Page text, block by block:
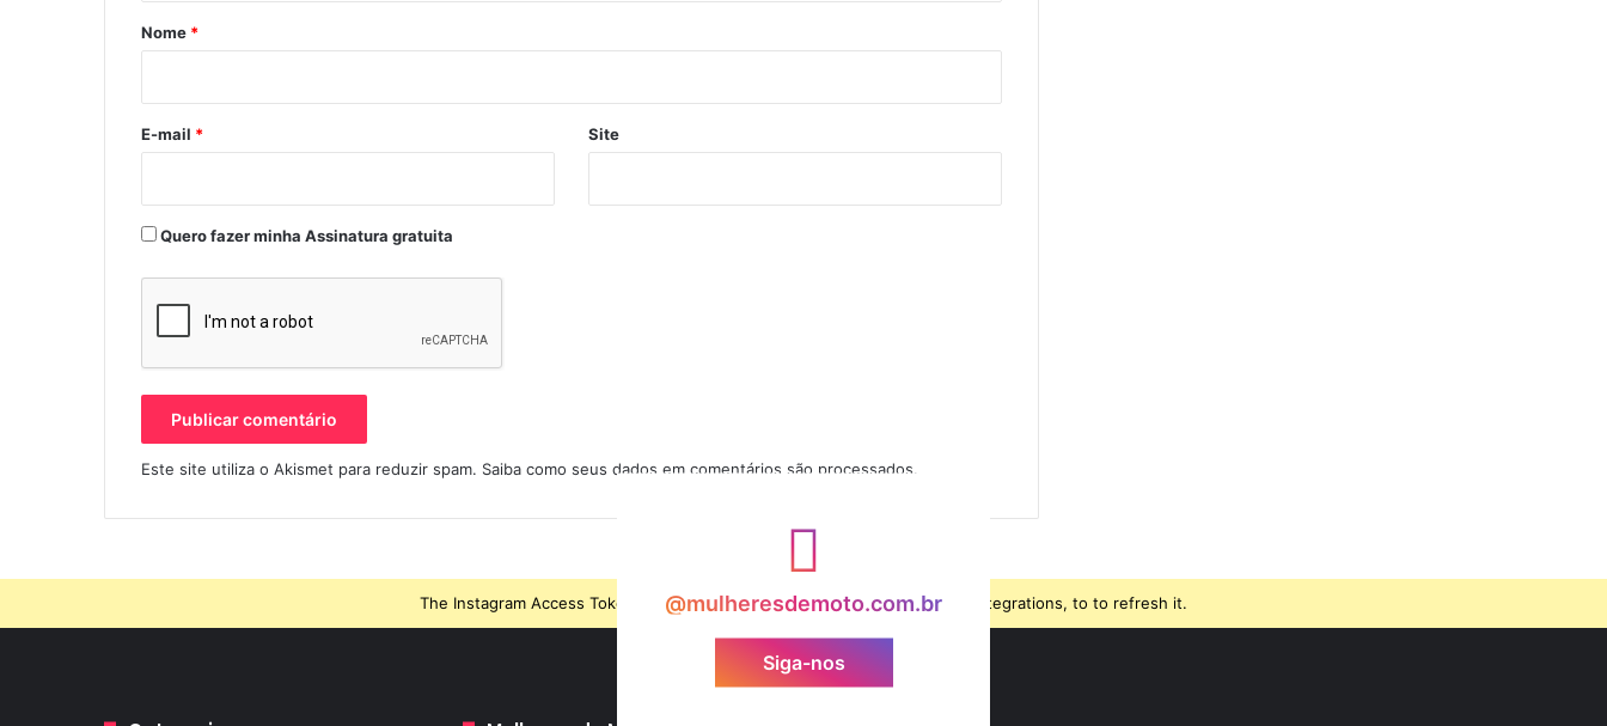
r
*
Nome *
E-mail * Site
Quero fazer minha Assinatura gratuita
Este site utiliza o Akismet para reduzir spam. Saiba como seus dados em comentários são processados.
@mulheresdemoto.com.br
Siga-nos
The Instagram Access Token is expired, Go to the Theme options page > Integrations, to to refresh it.